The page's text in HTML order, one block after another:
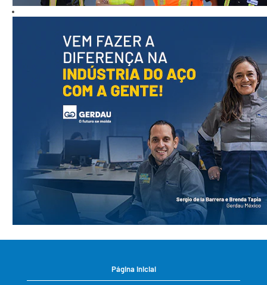
Página inicial